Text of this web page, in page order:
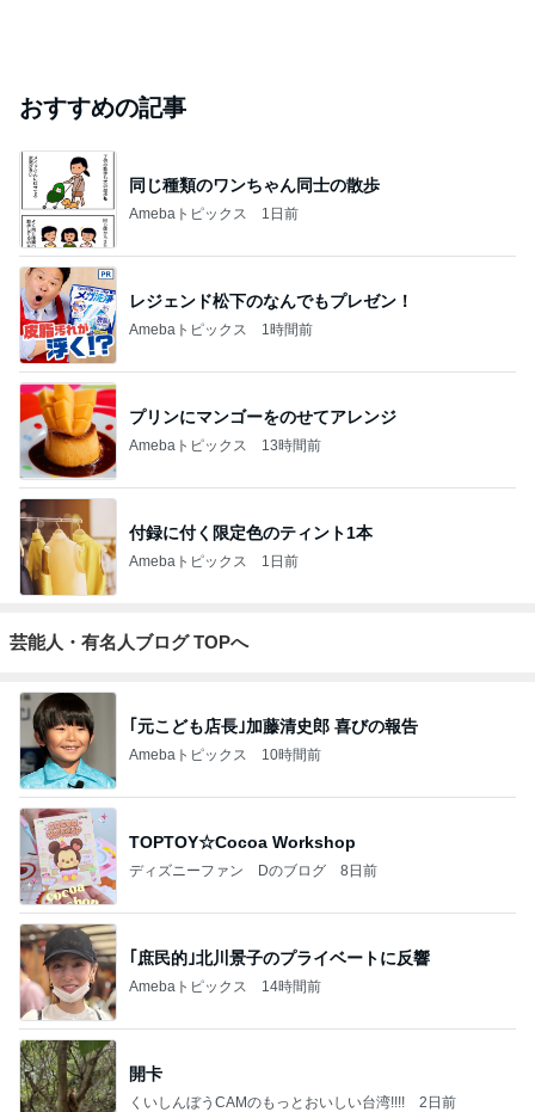
おすすめの記事
同じ種類のワンちゃん同士の散歩
Amebaトピックス 1日前
レジェンド松下のなんでもプレゼン！
Amebaトピックス 1時間前
プリンにマンゴーをのせてアレンジ
Amebaトピックス 13時間前
付録に付く限定色のティント1本
Amebaトピックス 1日前
芸能人・有名人ブログ TOPへ
｢元こども店長｣加藤清史郎 喜びの報告
Amebaトピックス 10時間前
TOPTOY☆Cocoa Workshop
ディズニーファン Dのブログ 8日前
｢庶民的｣北川景子のプライベートに反響
Amebaトピックス 14時間前
開卡
くいしんぼうCAMのもっとおいしい台湾!!!! 2日前